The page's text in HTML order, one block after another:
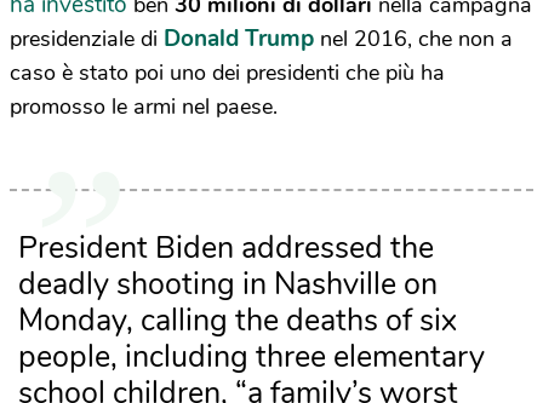
presidenziale di Donald Trump nel 2016, che non a
caso è stato poi uno dei presidenti che più ha
promosso le armi nel paese.
President Biden addressed the
deadly shooting in Nashville on
Monday, calling the deaths of six
people, including three elementary
school children, “a family’s worst